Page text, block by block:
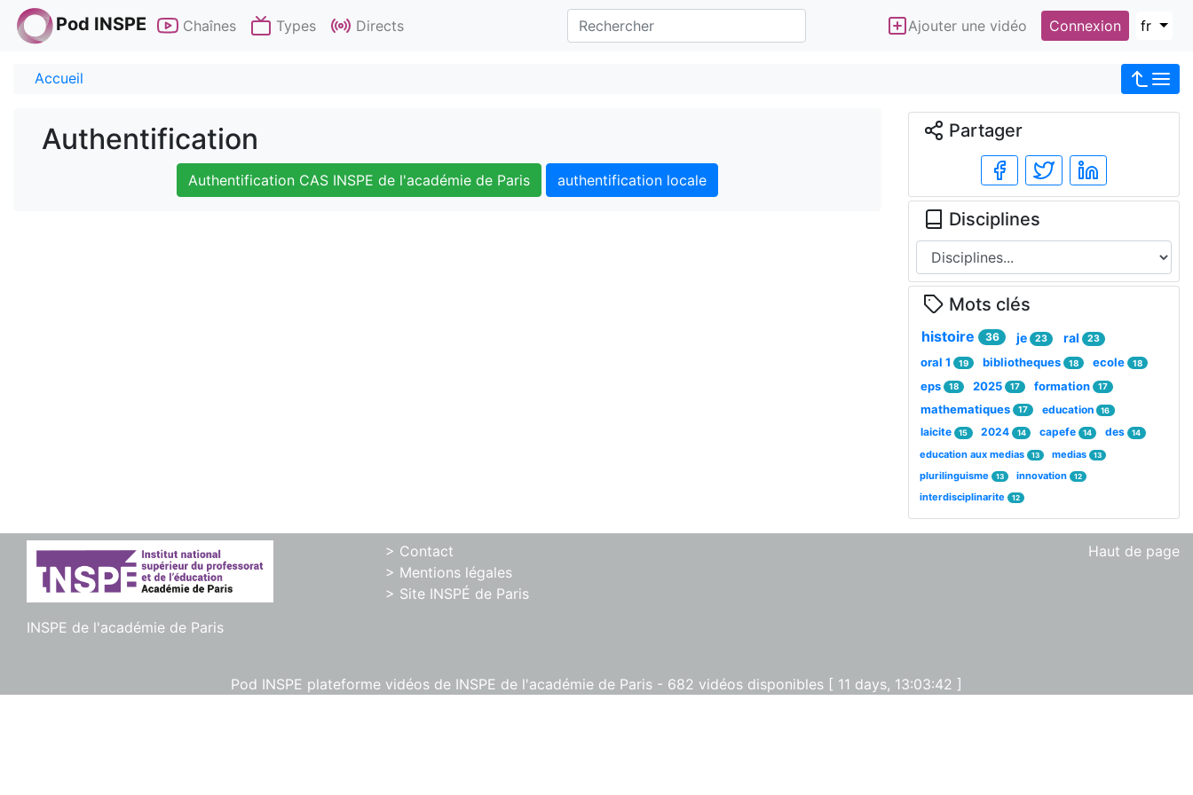
Pod INSPE Chaînes Types Directs Ajouter une vidéo Connexion fr
Accueil
Authentification
Authentification CAS INSPE de l'académie de Paris authentification locale
Partager
Disciplines
Mots clés
histoire 36 je 23 ral 23
oral 1 19 bibliotheques 18 ecole 18
eps 18 2025 17 formation 17
mathematiques 17 education 16
laicite 15 2024 14 capefe 14 des 14
education aux medias 13 medias 13
plurilinguisme 13 innovation 12
interdisciplinarite 12
Haut de page
INSPE de l'académie de Paris
> Contact
> Mentions légales
> Site INSPÉ de Paris
Pod INSPE plateforme vidéos de INSPE de l'académie de Paris - 682 vidéos disponibles [ 11 days, 13:03:42 ]